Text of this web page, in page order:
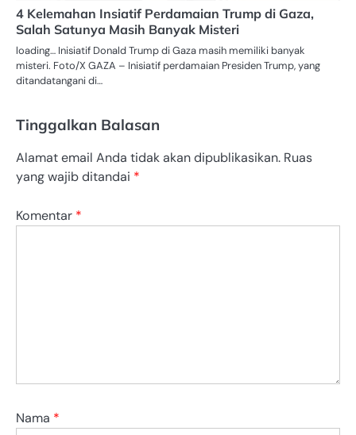
4 Kelemahan Insiatif Perdamaian Trump di Gaza,
Salah Satunya Masih Banyak Misteri
loading… Inisiatif Donald Trump di Gaza masih memiliki banyak
misteri. Foto/X GAZA – Inisiatif perdamaian Presiden Trump, yang
ditandatangani di…
Tinggalkan Balasan
Alamat email Anda tidak akan dipublikasikan. Ruas
yang wajib ditandai *
Komentar *
Nama *